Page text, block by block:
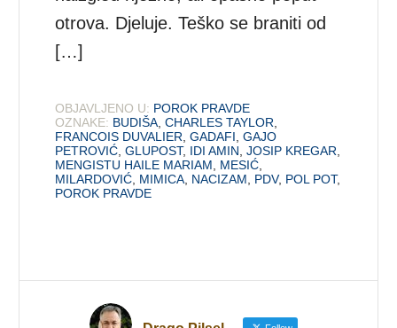
otrova. Djeluje. Teško se braniti od
[…]
OBJAVLJENO U: POROK PRAVDE
OZNAKE: BUDIŠA ,CHARLES TAYLOR
FRANCOIS DUVALIER ,GADAFI ,GAJO
PETROVIĆ ,GLUPOST, IDI AMIN ,JOSIP KREGAR
MENGISTU HAILE MARIAM
MESIĆ
MILARDOVIĆ MIMICA NACIZAM PDV, POL POT,
POROK PRAVDE